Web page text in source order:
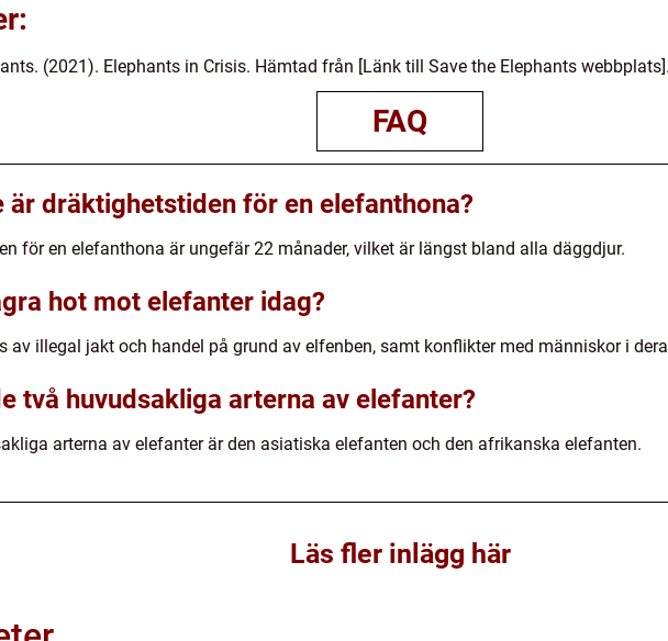
(2021). Elephants in Crisis. Hämtad från [Länk till Save the Elephants webbplats].
FAQ
är dräktighetstiden för en elefanthona?
för en elefanthona är ungefär 22 månader, vilket är längst bland alla däggdjur.
hot mot elefanter idag?
av illegal jakt och handel på grund av elfenben, samt konflikter med människor i
två huvudsakliga arterna av elefanter?
arterna av elefanter är den asiatiska elefanten och den afrikanska elefanten.
Läs fler inlägg här